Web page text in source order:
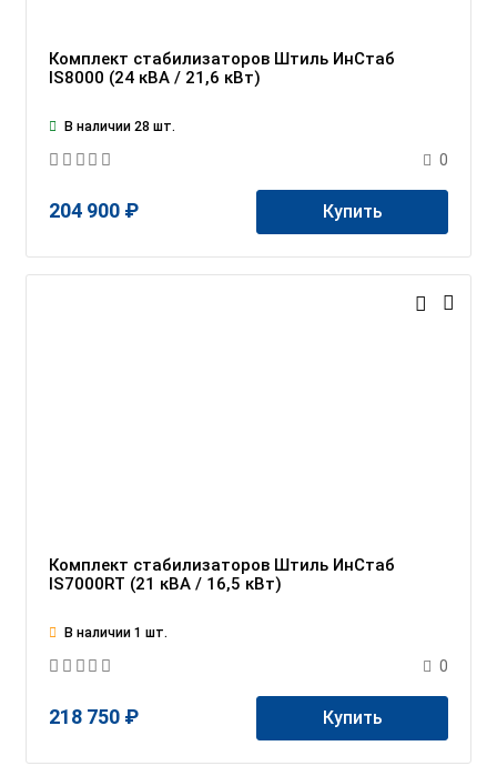
Комплект стабилизаторов Штиль ИнСтаб
IS8000 (24 кВА / 21,6 кВт)
В наличии 28 шт.
0
204 900 ₽ Купить
Комплект стабилизаторов Штиль ИнСтаб
IS7000RT (21 кВА / 16,5 кВт)
В наличии 1 шт.
0
218 750 ₽ Купить